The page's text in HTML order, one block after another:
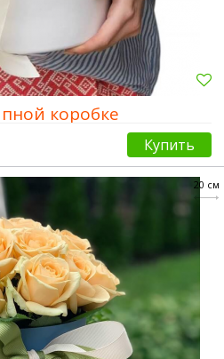
коробке
Купить
20 см